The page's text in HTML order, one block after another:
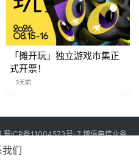
「摊开玩」独立游戏市集正
式开票！
3天前
蜀ICP备11004573号-7增值电信业务
20170060号
们